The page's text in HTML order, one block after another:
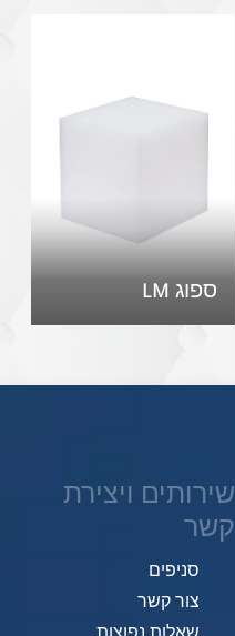
ספוג LM
שירותים ויצירת
קשר
סניפים
צור קשר